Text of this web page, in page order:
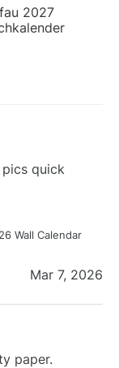
2027
quick
Wall Calendar
Mar 7, 2026
paper.